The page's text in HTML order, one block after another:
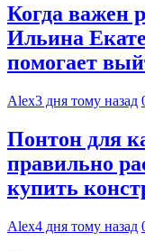
Когда важен
Ильина
помогает
Alex3 дня тому назад
Понтон для
правильно
купить
Alex4 дня тому назад